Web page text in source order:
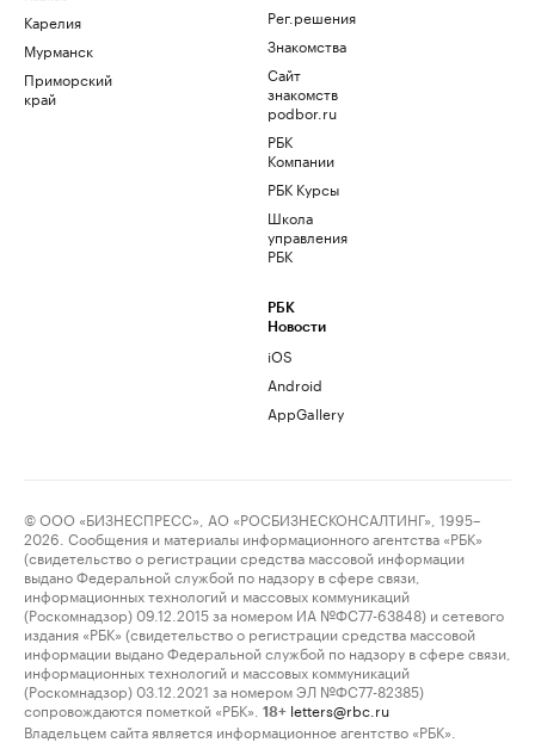
Карелия
Мурманск
Приморский
край
Рег.решения
Знакомства
Сайт
знакомств
podbor.ru
РБК
Компании
РБК Курсы
Школа
управления
РБК
РБК
Новости
iOS
Android
AppGallery
© ООО «БИЗНЕСПРЕСС», АО «РОСБИЗНЕСКОНСАЛТИНГ», 1995–
2026. Сообщения и материалы информационного агентства «РБК»
(свидетельство о регистрации средства массовой информации
выдано Федеральной службой по надзору в сфере связи,
информационных технологий и массовых коммуникаций
(Роскомнадзор) 09.12.2015 за номером ИА №ФС77-63848) и сетевого
издания «РБК» (свидетельство о регистрации средства массовой
информации выдано Федеральной службой по надзору в сфере связи,
информационных технологий и массовых коммуникаций
(Роскомнадзор) 03.12.2021 за номером ЭЛ №ФС77-82385)
сопровождаются пометкой «РБК».
18+ letters@rbc.ru
Владельцем сайта является информационное агентство «РБК».